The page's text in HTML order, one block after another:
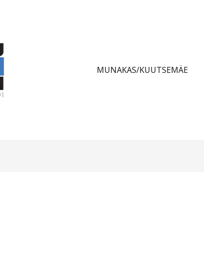
MUNAKAS/KUUTSEMÄE